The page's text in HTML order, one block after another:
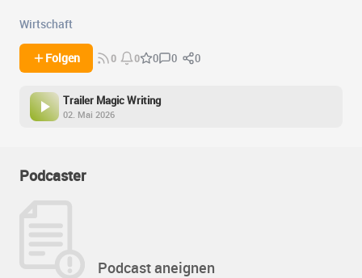
Wirtschaft
Folgen 0 0 0 0 0
Trailer Magic Writing
02. Mai 2026
Podcaster
Podcast aneignen